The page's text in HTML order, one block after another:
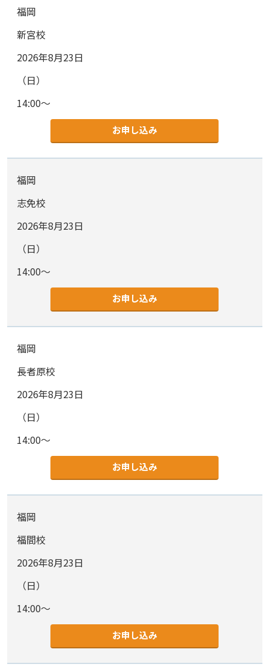
福岡
新宮校
2026年8月23日
（日）
14:00～
お申し込み
福岡
志免校
2026年8月23日
（日）
14:00～
お申し込み
福岡
長者原校
2026年8月23日
（日）
14:00～
お申し込み
福岡
福間校
2026年8月23日
（日）
14:00～
お申し込み